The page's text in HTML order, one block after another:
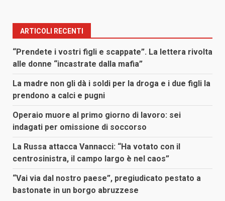
ARTICOLI RECENTI
“Prendete i vostri figli e scappate”. La lettera rivolta
alle donne “incastrate dalla mafia”
La madre non gli dà i soldi per la droga e i due figli la
prendono a calci e pugni
Operaio muore al primo giorno di lavoro: sei
indagati per omissione di soccorso
La Russa attacca Vannacci: “Ha votato con il
centrosinistra, il campo largo è nel caos”
“Vai via dal nostro paese”, pregiudicato pestato a
bastonate in un borgo abruzzese